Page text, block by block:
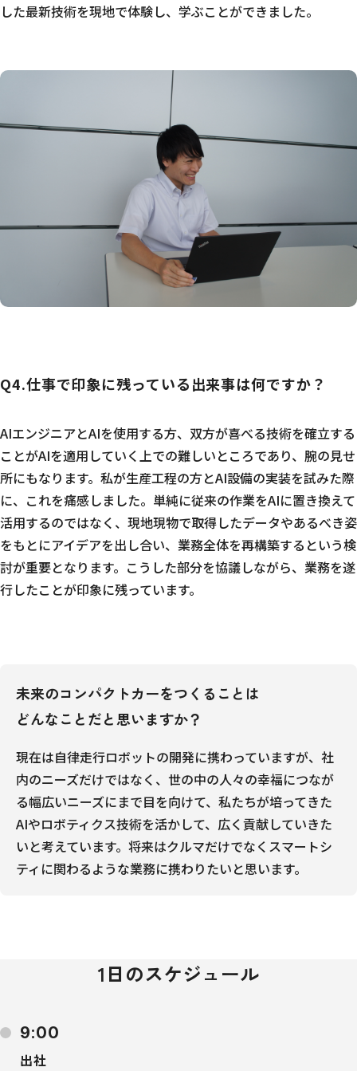
した最新技術を現地で体験し、学ぶことができました。
Q4.仕事で印象に残っている出来事は何ですか？
AIエンジニアとAIを使用する方、双方が喜べる技術を確立する
ことがAIを適用していく上での難しいところであり、腕の見せ
所にもなります。私が生産工程の方とAI設備の実装を試みた際
に、これを痛感しました。単純に従来の作業をAIに置き換えて
活用するのではなく、現地現物で取得したデータやあるべき姿
をもとにアイデアを出し合い、業務全体を再構築するという検
討が重要となります。こうした部分を協議しながら、業務を遂
行したことが印象に残っています。
未来のコンパクトカーをつくることは
どんなことだと思いますか？
現在は自律走行ロボットの開発に携わっていますが、社
内のニーズだけではなく、世の中の人々の幸福につなが
る幅広いニーズにまで目を向けて、私たちが培ってきた
AIやロボティクス技術を活かして、広く貢献していきた
いと考えています。将来はクルマだけでなくスマートシ
ティに関わるような業務に携わりたいと思います。
1日のスケジュール
9:00
出社